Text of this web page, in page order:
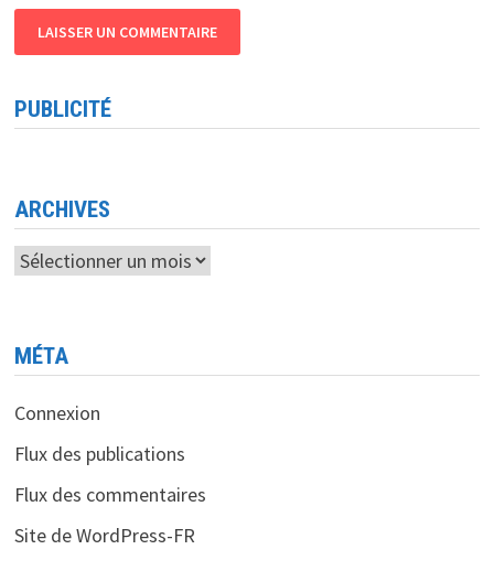
PUBLICITÉ
ARCHIVES
Archives
MÉTA
Connexion
Flux des publications
Flux des commentaires
Site de WordPress-FR